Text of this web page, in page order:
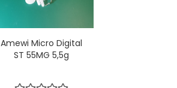
Amewi Micro Digital
ST 55MG 5,5g